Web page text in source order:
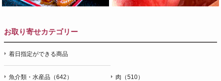
お取り寄せカテゴリー
着日指定ができる商品
魚介類・水産品（642） 肉（510）